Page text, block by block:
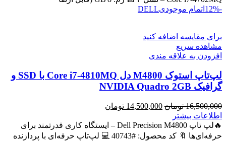
-12%
اتمام موجودیDELL
برای مقایسه اضافه کنید
مشاهده سریع
افزودن به علاقه مندی
لپ‌تاپ استوک M4800 دل Core i7-4810MQ با SSD و
گرافیک NVIDIA Quadro 2GB
16,500,000 تومان قیمت
16,500,000 تومان
بود.
14,500,000 تومان
14,500,000 تومان
است.
اطلاعات بیشتر
🔥لپ تاپ Dell Precision M4800 – ایستگاه کاری قدرتمند برای
حرفه‌ای‌ها 🔖 کد محصول: #40743 💻 لپ‌تاپ حرفه‌ای با پردازنده